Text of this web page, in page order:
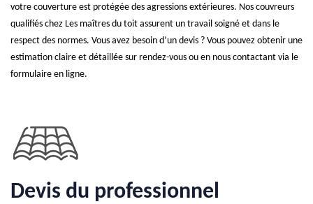
votre couverture est protégée des agressions extérieures. Nos couvreurs
qualifiés chez Les maîtres du toit assurent un travail soigné et dans le
respect des normes. Vous avez besoin d’un devis ? Vous pouvez obtenir une
estimation claire et détaillée sur rendez-vous ou en nous contactant via le
formulaire en ligne.
Devis du professionnel